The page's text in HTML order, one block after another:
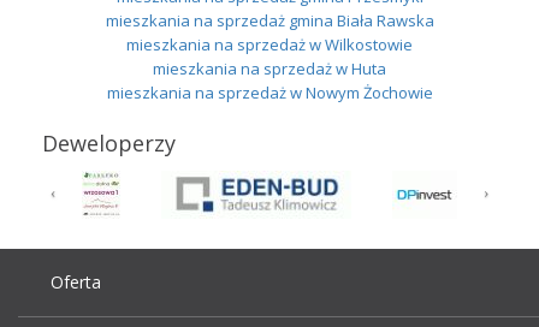
mieszkania na sprzedaż gmina Biała Rawska
mieszkania na sprzedaż w Wilkostowie
mieszkania na sprzedaż w Huta
mieszkania na sprzedaż w Nowym Żochowie
Deweloperzy
Oferta